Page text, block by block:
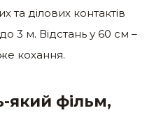
та ділових контактів
3 м. Відстань у 60 см –
кохання.
який фільм,